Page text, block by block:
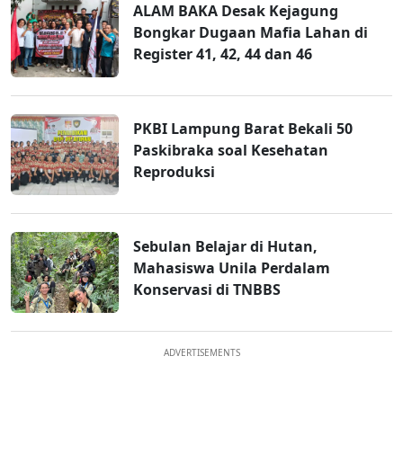
ALAM BAKA Desak Kejagung
Bongkar Dugaan Mafia Lahan di
Register 41, 42, 44 dan 46
PKBI Lampung Barat Bekali 50
Paskibraka soal Kesehatan
Reproduksi
Sebulan Belajar di Hutan,
Mahasiswa Unila Perdalam
Konservasi di TNBBS
ADVERTISEMENTS